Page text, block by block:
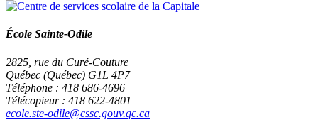
École Sainte-Odile
2825, rue du Curé-Couture
Québec (Québec) G1L 4P7
Téléphone : 418 686-4696
Télécopieur : 418 622-4801
ecole.ste-odile@cssc.gouv.qc.ca